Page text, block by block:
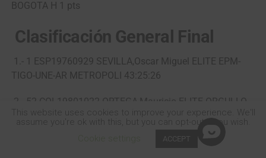
TWEET
BOGOTA H 1 pts
Clasificación General Final
1.- 1 ESP19760929 SEVILLA,Oscar Miguel ELITE EPM-
TIGO-UNE-AR METROPOLI 43:25:26
2.- 52 COL19801022 ORTEGA,Mauricio ELITE ORGULLO
ANTIOQUEÑO a 1:01
3.- 32 COL19790706 LAVERDE,Luis Felipe ELITE
This website uses cookies to improve your experience. We'll
assume you're ok with this, but you can opt-out if you wish.
ACCEPT